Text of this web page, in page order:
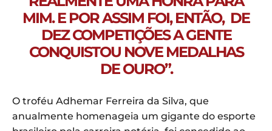
MIM. E POR ASSIM FOI, ENTÃO, DE
DEZ COMPETIÇÕES A GENTE
CONQUISTOU NOVE MEDALHAS
DE OURO”.
O troféu Adhemar Ferreira da Silva, que
anualmente homenageia um gigante do esporte